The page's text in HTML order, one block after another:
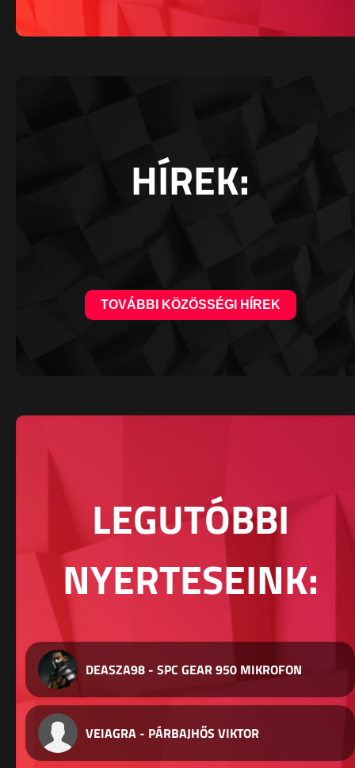
HÍREK:
TOVÁBBI KÖZÖSSÉGI HÍREK
LEGUTÓBBI
NYERTESEINK:
DEASZA98 - SPC GEAR 950 MIKROFON
VEIAGRA - PÁRBAJHŐS VIKTOR